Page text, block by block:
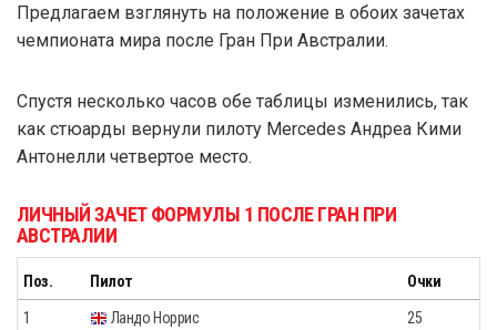
Предлагаем взглянуть на положение в обоих зачетах
чемпионата мира после Гран При Австралии.
Спустя несколько часов обе таблицы изменились, так
как стюарды вернули пилоту Mercedes Андреа Кими
Антонелли четвертое место.
ЛИЧНЫЙ ЗАЧЕТ ФОРМУЛЫ 1 ПОСЛЕ ГРАН ПРИ
АВСТРАЛИИ
Поз. Пилот Очки
1 Ландо Норрис 25